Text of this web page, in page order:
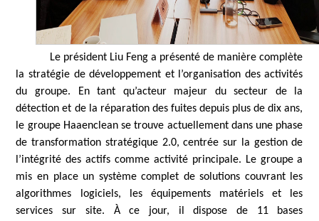
Le président Liu Feng a présenté de manière complète
la stratégie de développement et l’organisation des activités
du groupe. En tant qu’acteur majeur du secteur de la
détection et de la réparation des fuites depuis plus de dix ans,
le groupe Haaenclean se trouve actuellement dans une phase
de transformation stratégique 2.0, centrée sur la gestion de
l’intégrité des actifs comme activité principale. Le groupe a
mis en place un système complet de solutions couvrant les
algorithmes logiciels, les équipements matériels et les
services sur site. À ce jour, il dispose de 11 bases